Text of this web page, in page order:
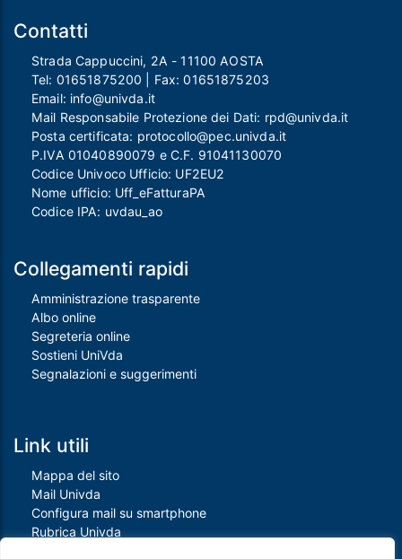
Contatti
Strada Cappuccini, 2A - 11100 AOSTA
Tel: 01651875200 | Fax:01651875203
Email: info@univda.it
Mail Responsabile Protezione dei Dati: rpd@univda.it
Posta certificata: protocollo@pec.univda.it
P.IVA 01040890079 e C.F. 91041130070
Codice Univoco Ufficio: UF2EU2
Nome ufficio: Uff_eFatturaPA
Codice IPA: uvdau_ao
Collegamenti rapidi
Amministrazione trasparente
Albo online
Segreteria online
Sostieni UniVda
Segnalazioni e suggerimenti
Link utili
Mappa del sito
Mail Univda
Configura mail su smartphone
Rubrica Univda